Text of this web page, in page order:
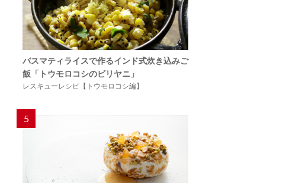
バスマティライスで作るインド式炊き込みご
飯「トウモロコシのビリヤニ」
レスキューレシピ【トウモロコシ編】
5